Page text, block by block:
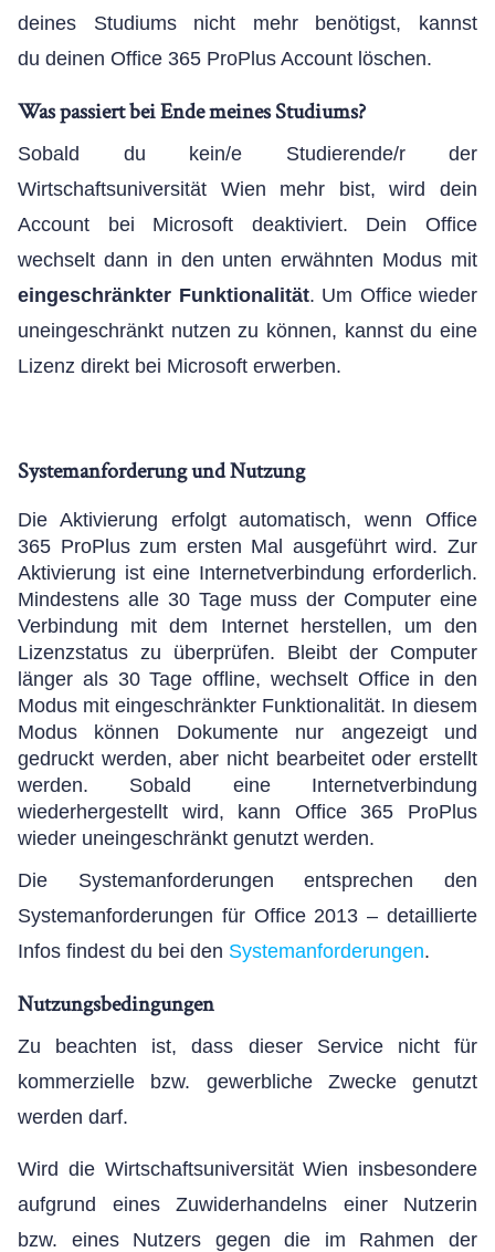
deines Studiums nicht mehr benötigst, kannst
du deinen Office 365 ProPlus Account löschen.
Was passiert bei Ende meines Studiums?
Sobald du kein/e Studierende/r der
Wirtschaftsuniversität Wien mehr bist, wird dein
Account bei Microsoft deaktiviert. Dein Office
wechselt dann in den unten erwähnten Modus mit
eingeschränkter Funktionalität. Um Office wieder
uneingeschränkt nutzen zu können, kannst du eine
Lizenz direkt bei Microsoft erwerben.
Systemanforderung und Nutzung
Die Aktivierung erfolgt automatisch, wenn Office
365 ProPlus zum ersten Mal ausgeführt wird. Zur
Aktivierung ist eine Internetverbindung erforderlich.
Mindestens alle 30 Tage muss der Computer eine
Verbindung mit dem Internet herstellen, um den
Lizenzstatus zu überprüfen.
Bleibt der Computer
länger als 30 Tage offline, wechselt Office in den
Modus mit eingeschränkter Funktionalität. In diesem
Modus können Dokumente nur angezeigt und
gedruckt werden, aber nicht bearbeitet oder erstellt
werden. Sobald eine Internetverbindung
wiederhergestellt wird, kann Office 365 ProPlus
wieder uneingeschränkt genutzt werden.
Die Systemanforderungen entsprechen den
Systemanforderungen für Office 2013 – detaillierte
Infos findest du bei den Systemanforderungen.
Nutzungsbedingungen
Zu beachten ist, dass dieser Service nicht für
kommerzielle bzw. gewerbliche Zwecke genutzt
werden darf.
Wird die Wirtschaftsuniversität Wien insbesondere
aufgrund eines Zuwiderhandelns einer Nutzerin
bzw. eines Nutzers gegen die im Rahmen der